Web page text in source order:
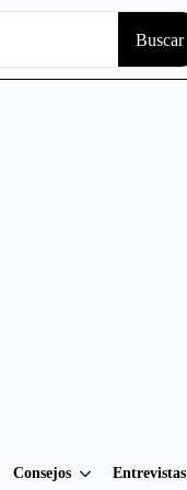
Buscar
Consejos Entrevistas